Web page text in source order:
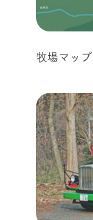
牧場マップ